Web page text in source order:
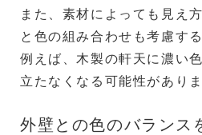
また、素材によっても見え
と色の組み合わせも考慮す
例えば、木製の軒天に濃い
立たなくなる可能性がありま
外壁との色のバランス